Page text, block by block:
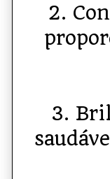
2.
3.